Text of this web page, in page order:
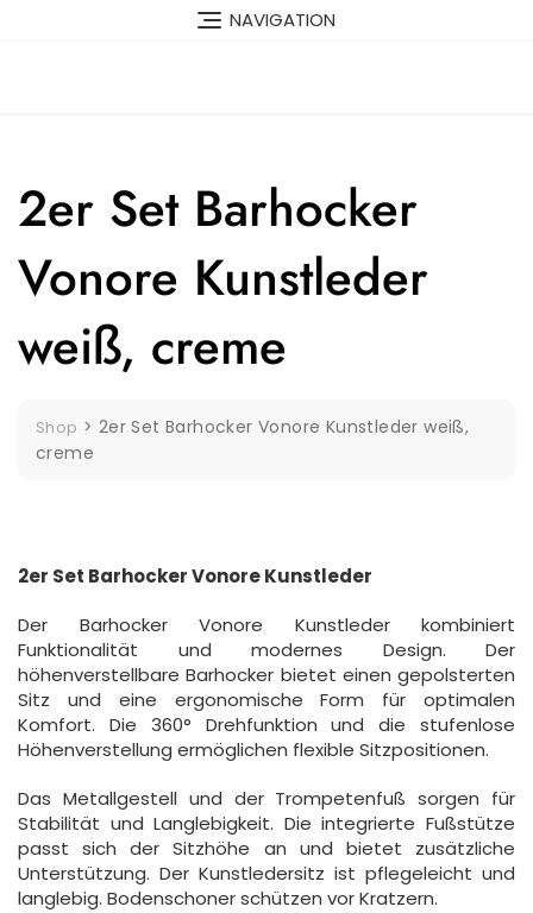
NAVIGATION
2er Set Barhocker
Vonore Kunstleder
weiß, creme
Shop > 2er Set Barhocker Vonore Kunstleder weiß,
creme
2er Set Barhocker Vonore Kunstleder
Der Barhocker Vonore Kunstleder kombiniert
Funktionalität und modernes Design. Der
höhenverstellbare Barhocker bietet einen gepolsterten
Sitz und eine ergonomische Form für optimalen
Komfort. Die 360° Drehfunktion und die stufenlose
Höhenverstellung ermöglichen flexible Sitzpositionen.
Das Metallgestell und der Trompetenfuß sorgen für
Stabilität und Langlebigkeit. Die integrierte Fußstütze
passt sich der Sitzhöhe an und bietet zusätzliche
Unterstützung. Der Kunstledersitz ist pflegeleicht und
langlebig. Bodenschoner schützen vor Kratzern.